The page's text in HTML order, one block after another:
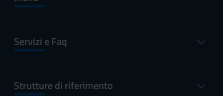
Servizi e Faq
Strutture di riferimento